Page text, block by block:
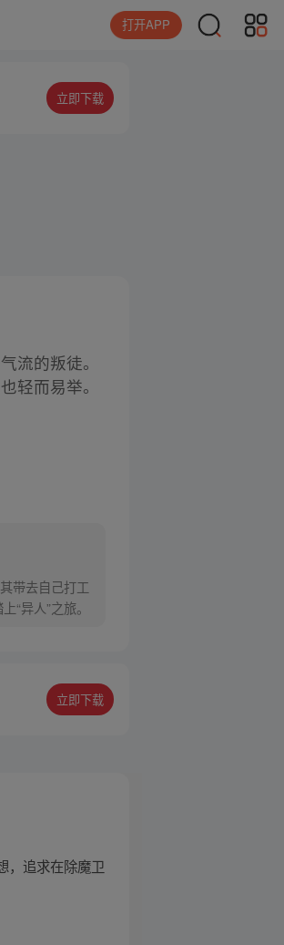
打开APP
立即下载
流的叛徒。
轻而易举。
带去自己打工
异人”之旅。
立即下载
，追求在除魔卫